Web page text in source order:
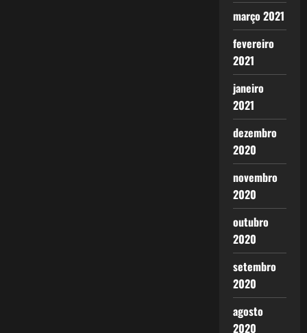
março 2021
fevereiro
2021
janeiro
2021
dezembro
2020
novembro
2020
outubro
2020
setembro
2020
agosto
2020